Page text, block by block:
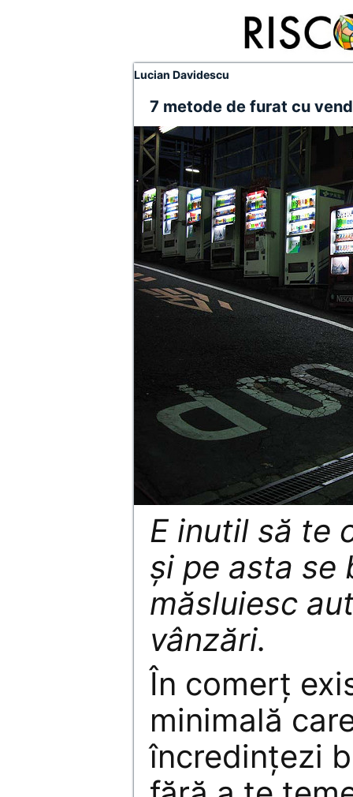
Lucian Davidescu
7 metode de furat cu
E inutil să te
şi pe asta se
măsluiesc
vânzări.
În comerţ
minimală
încredinţezi